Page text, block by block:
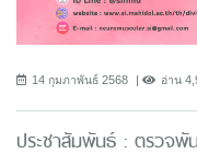
14 กุมภาพันธ์ 2568 อ่าน
ประชาสัมพันธ์ : ตรวจพั